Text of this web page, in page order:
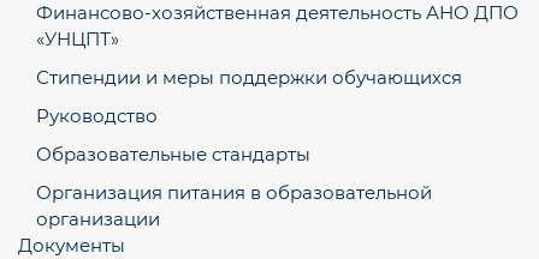
Финансово-хозяйственная деятельность АНО ДПО
«УНЦПТ»
Стипендии и меры поддержки обучающихся
Руководство
Образовательные стандарты
Организация питания в образовательной
организации
Документы